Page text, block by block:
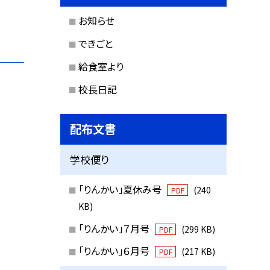
お知らせ
できごと
給食室より
校長日記
配布文書
学校便り
「りんかい」夏休み号 PDF
(240
KB)
「りんかい」７月号 PDF (299 KB)
「りんかい」６月号 PDF (217 KB)